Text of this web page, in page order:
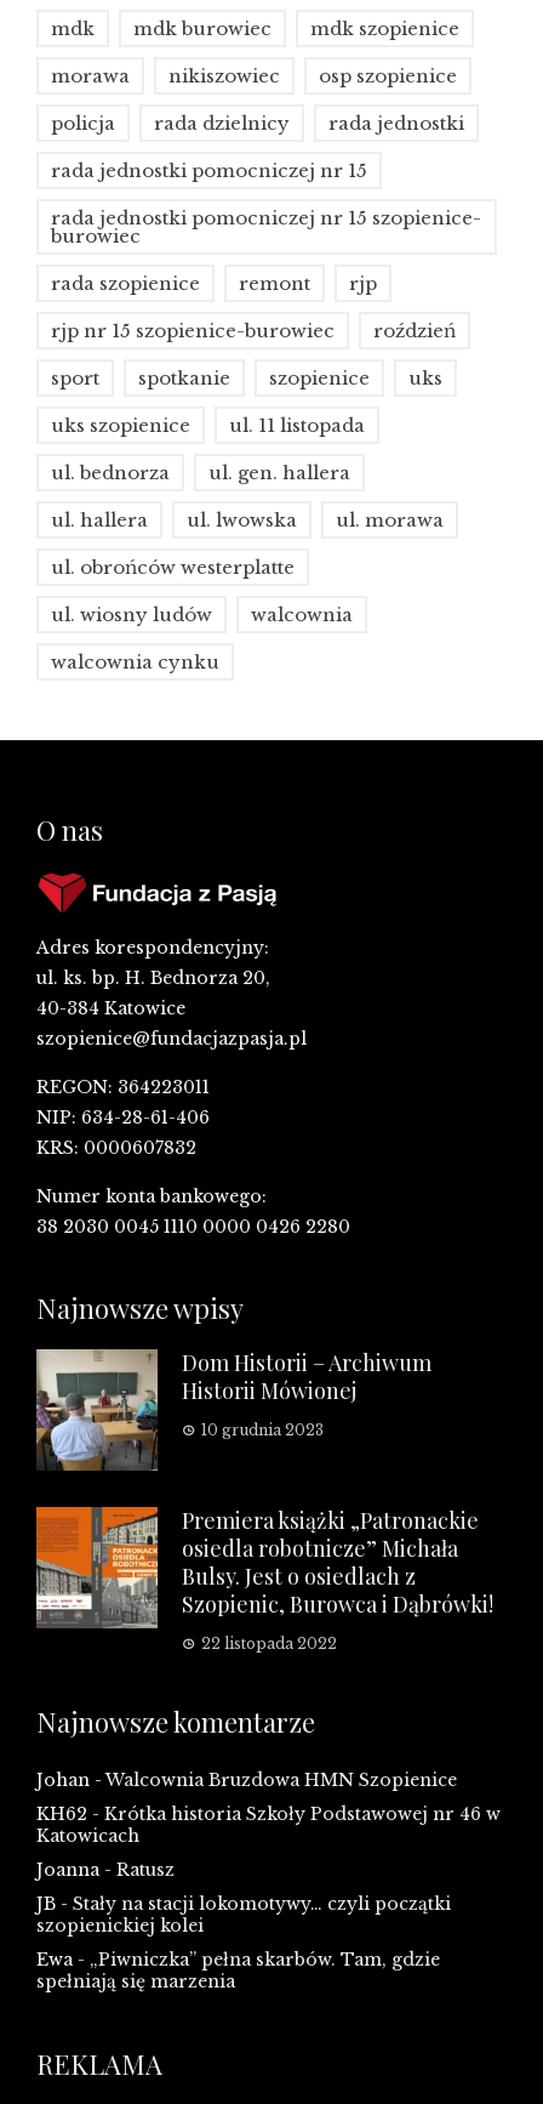
mdk mdk burowiec mdk szopienice
morawa nikiszowiec osp szopienice
policja rada dzielnicy rada jednostki
rada jednostki pomocniczej nr 15
rada jednostki pomocniczej nr 15 szopienice-
burowiec
rada szopienice remont rjp
rjp nr 15 szopienice-burowiec roździeń
sport spotkanie szopienice uks
uks szopienice ul. 11 listopada
ul. bednorza ul. gen. hallera
ul. hallera ul. lwowska ul. morawa
ul. obrońców westerplatte
ul. wiosny ludów walcownia
walcownia cynku
O nas
Adres korespondencyjny:
ul. ks. bp. H. Bednorza 20,
40-384 Katowice
szopienice@fundacjazpasja.pl
REGON: 364223011
NIP: 634-28-61-406
KRS: 0000607832
Numer konta bankowego:
38 2030 0045 1110 0000 0426 2280
Najnowsze wpisy
Dom Historii – Archiwum
Historii Mówionej
10 grudnia 2023
Premiera książki „Patronackie
osiedla robotnicze” Michała
Bulsy. Jest o osiedlach z
Szopienic, Burowca i Dąbrówki!
22 listopada 2022
Najnowsze komentarze
Johan -Walcownia Bruzdowa HMN Szopienice
KH62 - Krótka historia Szkoły Podstawowej nr 46 w
Katowicach
Joanna- Ratusz
JB - Stały na stacji lokomotywy… czyli początki
szopienickiej kolei
Ewa- „Piwniczka” pełna skarbów. Tam, gdzie
spełniają się marzenia
REKLAMA